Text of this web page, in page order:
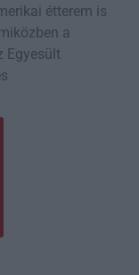
étterem is
a
Egyesült